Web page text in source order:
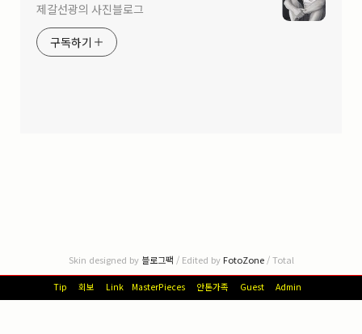
제갈선광의 사진블로그
구독하기
Skin designed by 블로그팩 / Edited by FotoZone/ Total
Tip 회보 Link MasterPieces 안톤가족 Guest Admin